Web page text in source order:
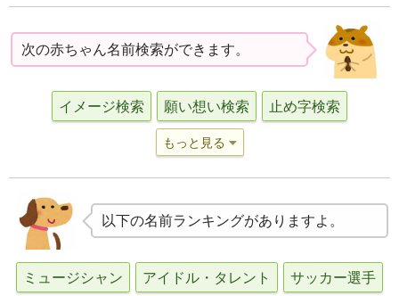
次の赤ちゃん名前検索ができます。
イメージ検索 願い想い検索 止め字検索
もっと見る
以下の名前ランキングがありますよ。
ミュージシャン アイドル・タレント サッカー選手